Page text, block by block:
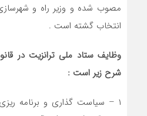
مصوب شده و وزیر راه و
انتخاب گشته است .
وظایف ستاد ملی ترانزیت در
شرح زیر است :
۱ – سیاست گذاری و برنامه